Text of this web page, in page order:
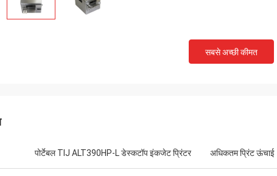
सबसे अच्छी कीमत
पोर्टेबल TIJ ALT390HP-L डेस्कटॉप इंकजेट प्रिंटर अधिकतम प्रिंट ऊंचाई